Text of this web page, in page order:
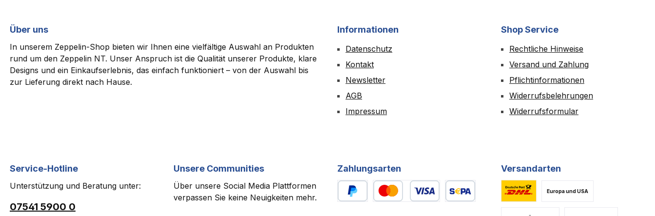
Über uns
In unserem Zeppelin-Shop bieten wir Ihnen eine vielfältige Auswahl an Produkten
rund um den Zeppelin NT. Unser Anspruch ist die Qualität unserer Produkte, klare
Designs und ein Einkaufserlebnis, das einfach funktioniert – von der Auswahl bis
zur Lieferung direkt nach Hause.
Informationen
Datenschutz
Kontakt
Newsletter
AGB
Impressum
Shop Service
Rechtliche Hinweise
Versand und Zahlung
Pflichtinformationen
Widerrufsbelehrungen
Widerrufsformular
Service-Hotline
Unterstützung und Beratung unter:
07541 5900 0
Unsere Communities
Über unsere Social Media Plattformen
verpassen Sie keine Neuigkeiten mehr.
Zahlungsarten Versandarten
Europa und USA